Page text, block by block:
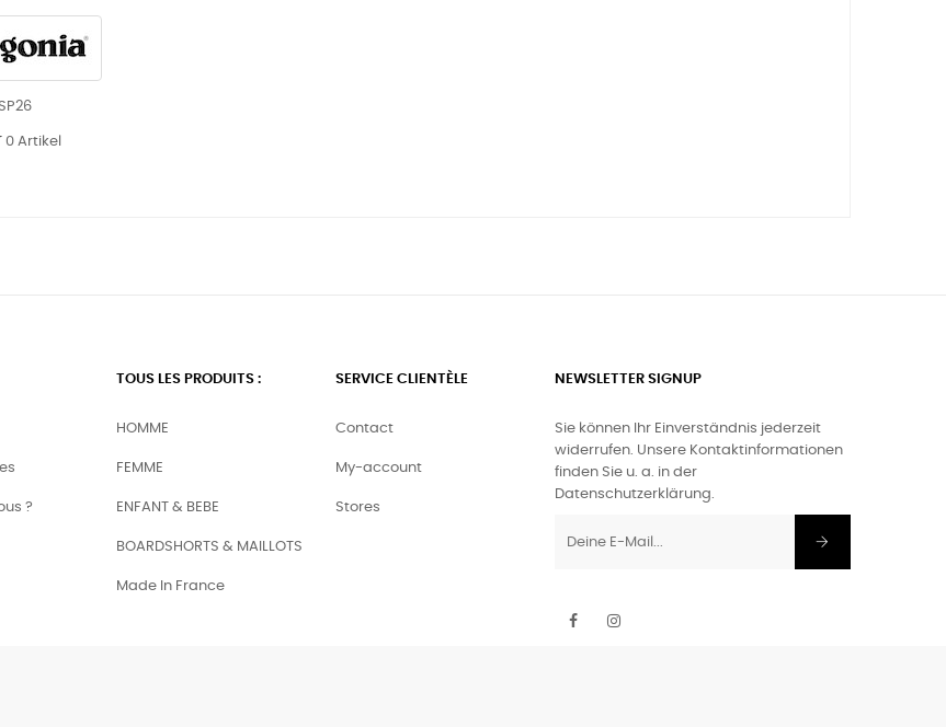
0 Artikel
?
TOUS LES PRODUITS :
HOMME
FEMME
ENFANT & BEBE
BOARDSHORTS & MAILLOTS
Made In France
SERVICE CLIENTÈLE
Contact
My-account
Stores
NEWSLETTER SIGNUP
Sie können Ihr Einverständnis jederzeit
widerrufen. Unsere Kontaktinformationen
finden Sie u. a. in der
Datenschutzerklärung.
Facebook